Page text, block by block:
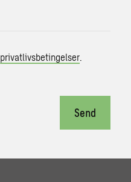
privatlivsbetingelser
Send